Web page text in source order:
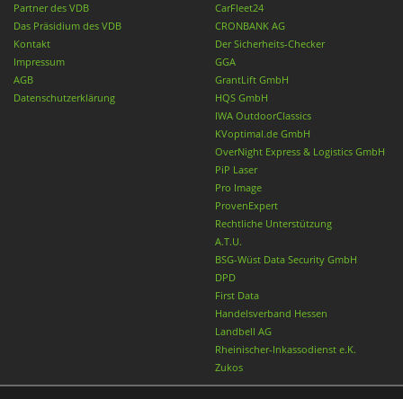
Partner des VDB
Das Präsidium des VDB
Kontakt
Impressum
AGB
Datenschutzerklärung
CarFleet24
CRONBANK AG
Der Sicherheits-Checker
GGA
GrantLift GmbH
HQS GmbH
IWA OutdoorClassics
KVoptimal.de GmbH
OverNight Express & Logistics GmbH
PiP Laser
Pro Image
ProvenExpert
Rechtliche Unterstützung
A.T.U.
BSG-Wüst Data Security GmbH
DPD
First Data
Handelsverband Hessen
Landbell AG
Rheinischer-Inkassodienst e.K.
Zukos